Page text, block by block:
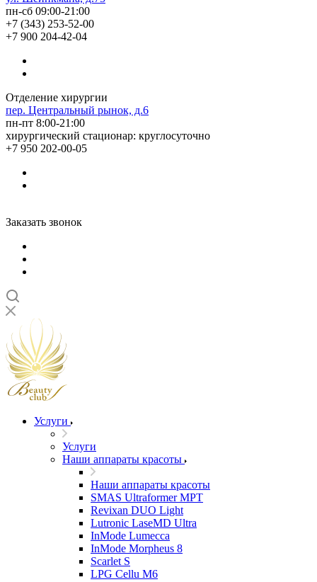
пн-сб 09:00-21:00
+7 (343) 253-52-00
+7 900 204-42-04
Отделение хирургии
пер. Центральный рынок, д.6
пн-пт 8:00-21:00
хирургический стационар: круглосуточно
+7 950 202-00-05
Заказать звонок
Услуги
Услуги
Наши аппараты красоты
Наши аппараты красоты
SMAS Ultraformer MPT
Revixan DUO Light
Lutronic LaseMD Ultra
InMode Lumecca
InMode Morpheus 8
Scarlet S
LPG Cellu M6